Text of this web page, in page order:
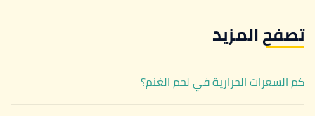
تصفح المزيد
كم السعرات الحرارية في لحم الغنم؟